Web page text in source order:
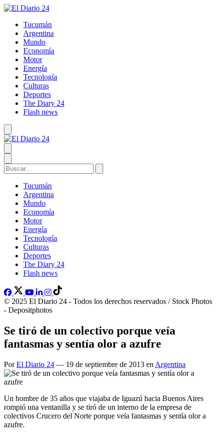
Tucumán
Argentina
Mundo
Economía
Motor
Energía
Tecnología
Culturas
Deportes
The Diary 24
Flash news
Tucumán
Argentina
Mundo
Economía
Motor
Energía
Tecnología
Culturas
Deportes
The Diary 24
Flash news
© 2025 El Diario 24 - Todos los derechos reservados / Stock Photos
- Depositphotos
Se tiró de un colectivo porque veía
fantasmas y sentía olor a azufre
PorEl Diario 24 — 19 de septiembre de 2013 en Argentina
Un hombre de 35 años que viajaba de Iguazú hacia Buenos Aires
rompió una ventanilla y se tiró de un interno de la empresa de
colectivos Crucero del Norte porque veía fantasmas y sentía olor a
azufre.